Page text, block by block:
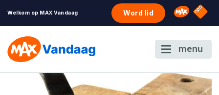
Welkom op MAX Vandaag Word lid Omroep
NPO
menu